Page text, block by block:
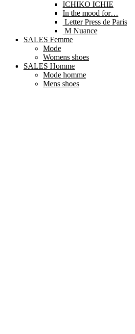
ICHIKO ICHIE
In the mood for…
Letter Press de Paris
M Nuance
SALES Femme
Mode
Womens shoes
SALES Homme
Mode homme
Mens shoes